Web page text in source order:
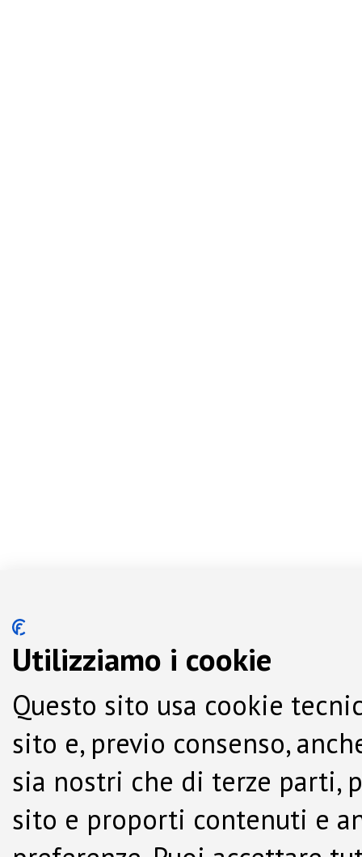
Utilizziamo i cookie
Questo sito usa cookie
sito e, previo consenso,
sia nostri che di terze parti,
sito e proporti contenuti e